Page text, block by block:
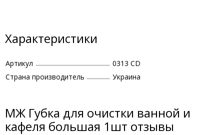
Характеристики
Артикул
0313 CD
Страна производитель
Украина
МЖ Губка для очистки ванной и
кафеля большая 1шт отзывы